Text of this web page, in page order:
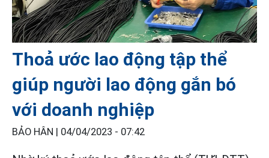
Thoả ước lao động tập thể
giúp người lao động gắn bó
với doanh nghiệp
BẢO HÂN | 04/04/2023 - 07:42